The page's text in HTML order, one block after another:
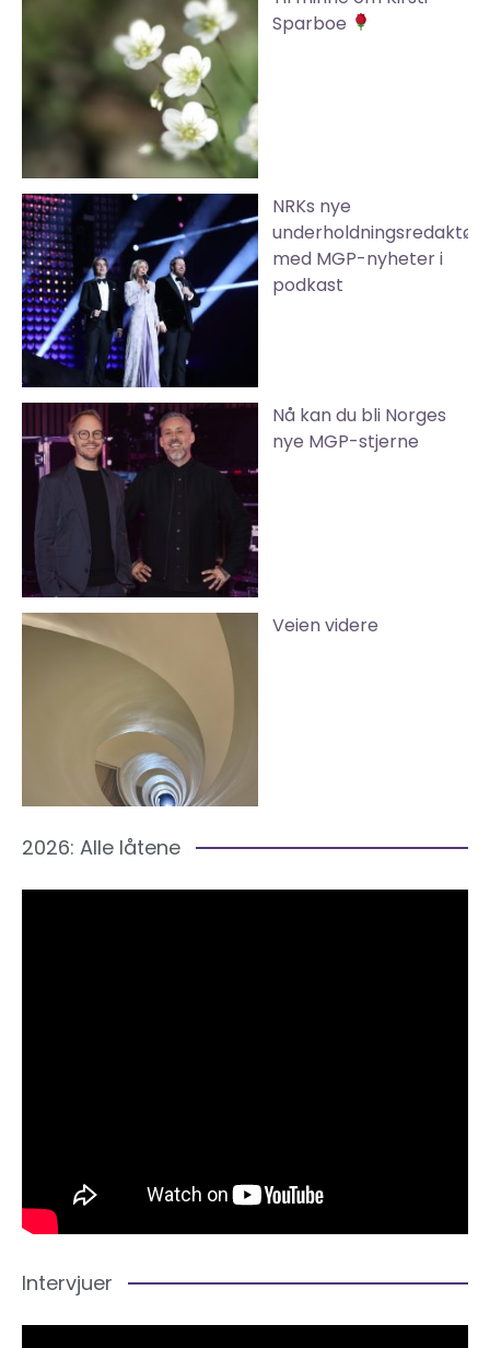
Sparboe
NRKs nye
underholdningsredaktør
med MGP-nyheter i
podkast
Nå kan du bli Norges
nye MGP-stjerne
Veien videre
2026: Alle låtene
Intervjuer